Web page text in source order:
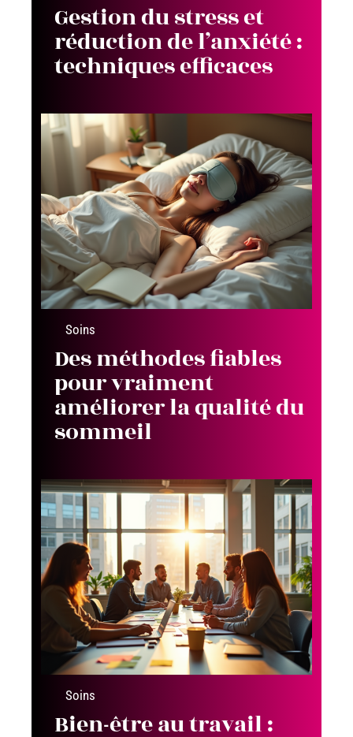
Gestion du stress et
réduction de l’anxiété :
techniques efficaces
Soins
Des méthodes fiables
pour vraiment
améliorer la qualité du
sommeil
Soins
Bien-être au travail :